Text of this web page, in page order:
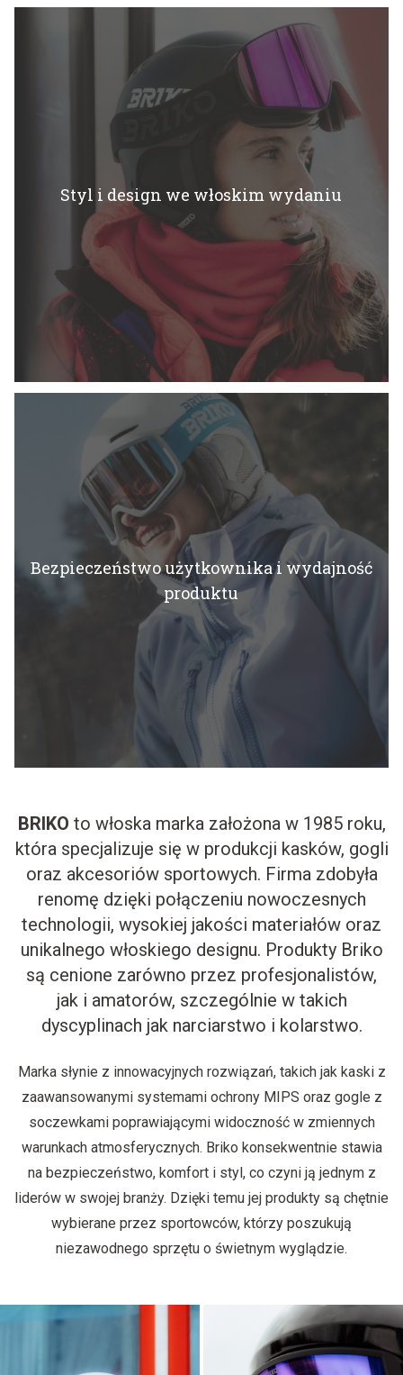
Styl i design we włoskim wydaniu
Bezpieczeństwo użytkownika i wydajność
produktu
BRIKO to włoska marka założona w 1985 roku,
która specjalizuje się w produkcji kasków, gogli
oraz akcesoriów sportowych. Firma zdobyła
renomę dzięki połączeniu nowoczesnych
technologii, wysokiej jakości materiałów oraz
unikalnego włoskiego designu. Produkty Briko
są cenione zarówno przez profesjonalistów,
jak i amatorów, szczególnie w takich
dyscyplinach jak narciarstwo i kolarstwo.
Marka słynie z innowacyjnych rozwiązań, takich jak kaski z
zaawansowanymi systemami ochrony MIPS oraz gogle z
soczewkami poprawiającymi widoczność w zmiennych
warunkach atmosferycznych. Briko konsekwentnie stawia
na bezpieczeństwo, komfort i styl, co czyni ją jednym z
liderów w swojej branży. Dzięki temu jej produkty są chętnie
wybierane przez sportowców, którzy poszukują
niezawodnego sprzętu o świetnym wyglądzie.